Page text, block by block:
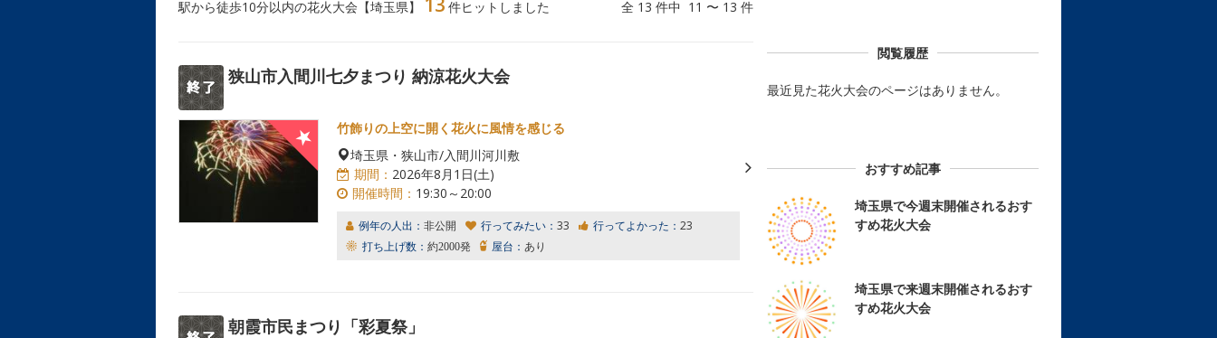
駅から徒歩10分以内の花火大会【埼玉県】 件ヒットしました 全 13 件中 11 〜 13 件
狭山市入間川七夕まつり 納涼花火大会
竹飾りの上空に開く花火に風情を感じる
埼玉県・狭山市/入間川河川敷
期間： 2026年8月1日(土)
開催時間： 19:30～20:00
例年の人出： 非公開 行ってみたい： 33 行ってよかった： 23
打ち上げ数： 約2000発 屋台： あり
朝霞市民まつり「彩夏祭」
閲覧履歴
最近見た花火大会のページはありません。
おすすめ記事
埼玉県で今週末開催されるおす
すめ花火大会
埼玉県で来週末開催されるおす
すめ花火大会